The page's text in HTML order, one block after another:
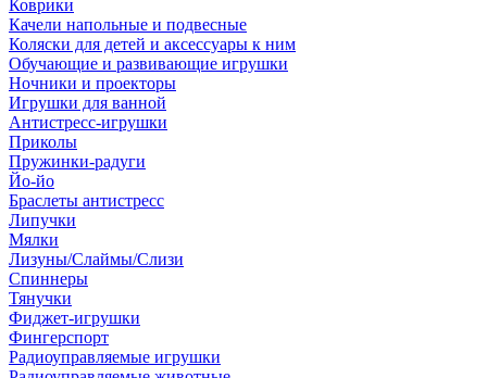
Коврики
Качели напольные и подвесные
Коляски для детей и аксессуары к ним
Обучающие и развивающие игрушки
Ночники и проекторы
Игрушки для ванной
Антистресс-игрушки
Приколы
Пружинки-радуги
Йо-йо
Браслеты антистресс
Липучки
Мялки
Лизуны/Слаймы/Слизи
Спиннеры
Тянучки
Фиджет-игрушки
Фингерспорт
Радиоуправляемые игрушки